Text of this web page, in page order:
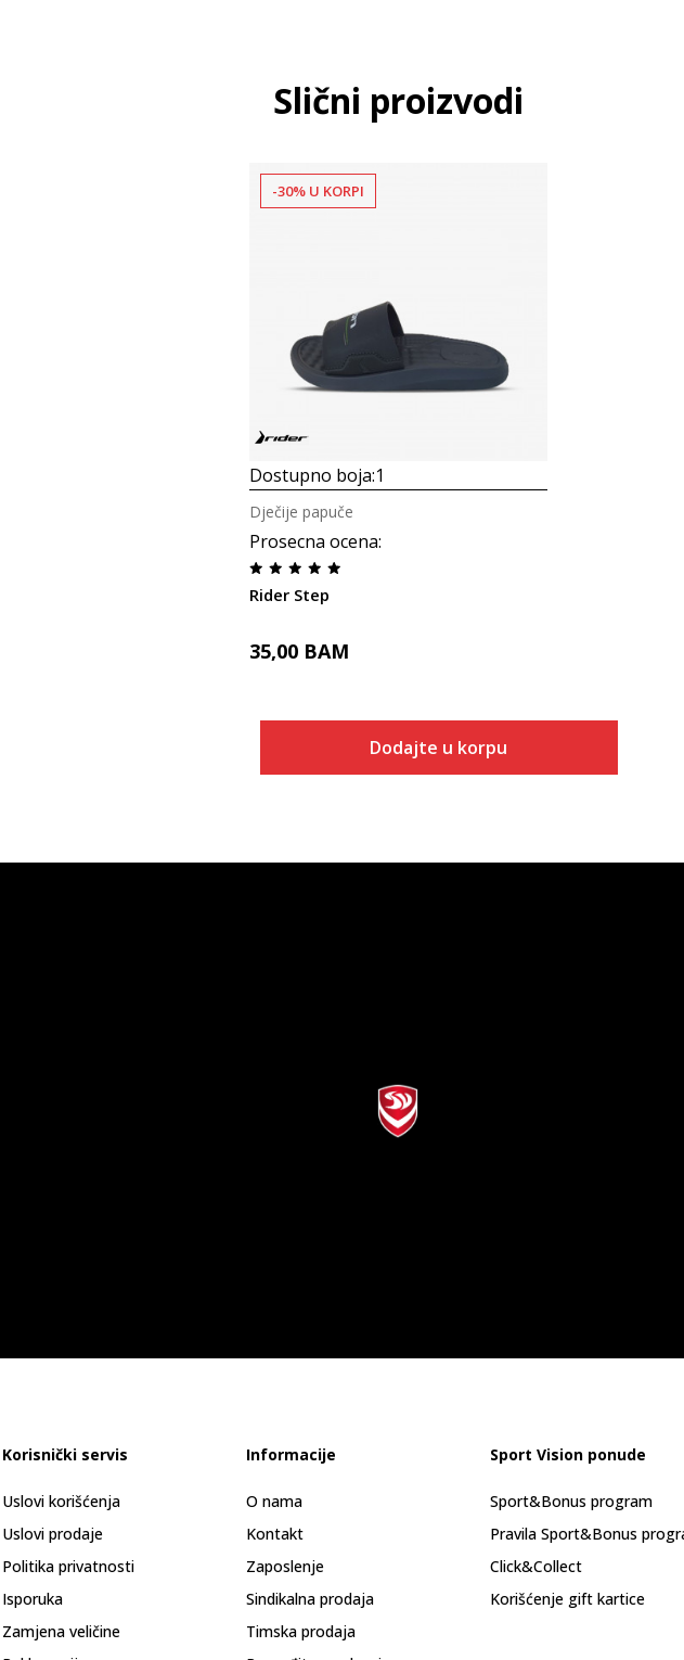
Slični proizvodi
-30% U KORPI
Dostupno boja:1
Prosecna ocena:
Rider Step
Dječije papuče
35,00 BAM
Dodajte u korpu
Korisnički servis
Uslovi korišćenja
Uslovi prodaje
Politika privatnosti
Isporuka
Zamjena veličine
Informacije
O nama
Kontakt
Zaposlenje
Sindikalna prodaja
Timska prodaja
Sport Vision ponude
Sport&Bonus program
Pravila Sport&Bonus
Click&Collect
Korišćenje gift kartice